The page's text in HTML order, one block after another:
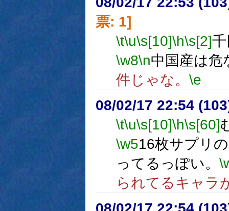
票: 1]
\t\u\s[10]\h\s[2]
\w8\n中国産は危
件じゃな。 \e
08/02/17 22:54
\t\u\s[10]\h\s[60]
\w516枚サプリ
ってるっぽい。
られてるキャラ